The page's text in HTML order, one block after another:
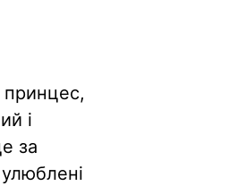
принцес,
і
за